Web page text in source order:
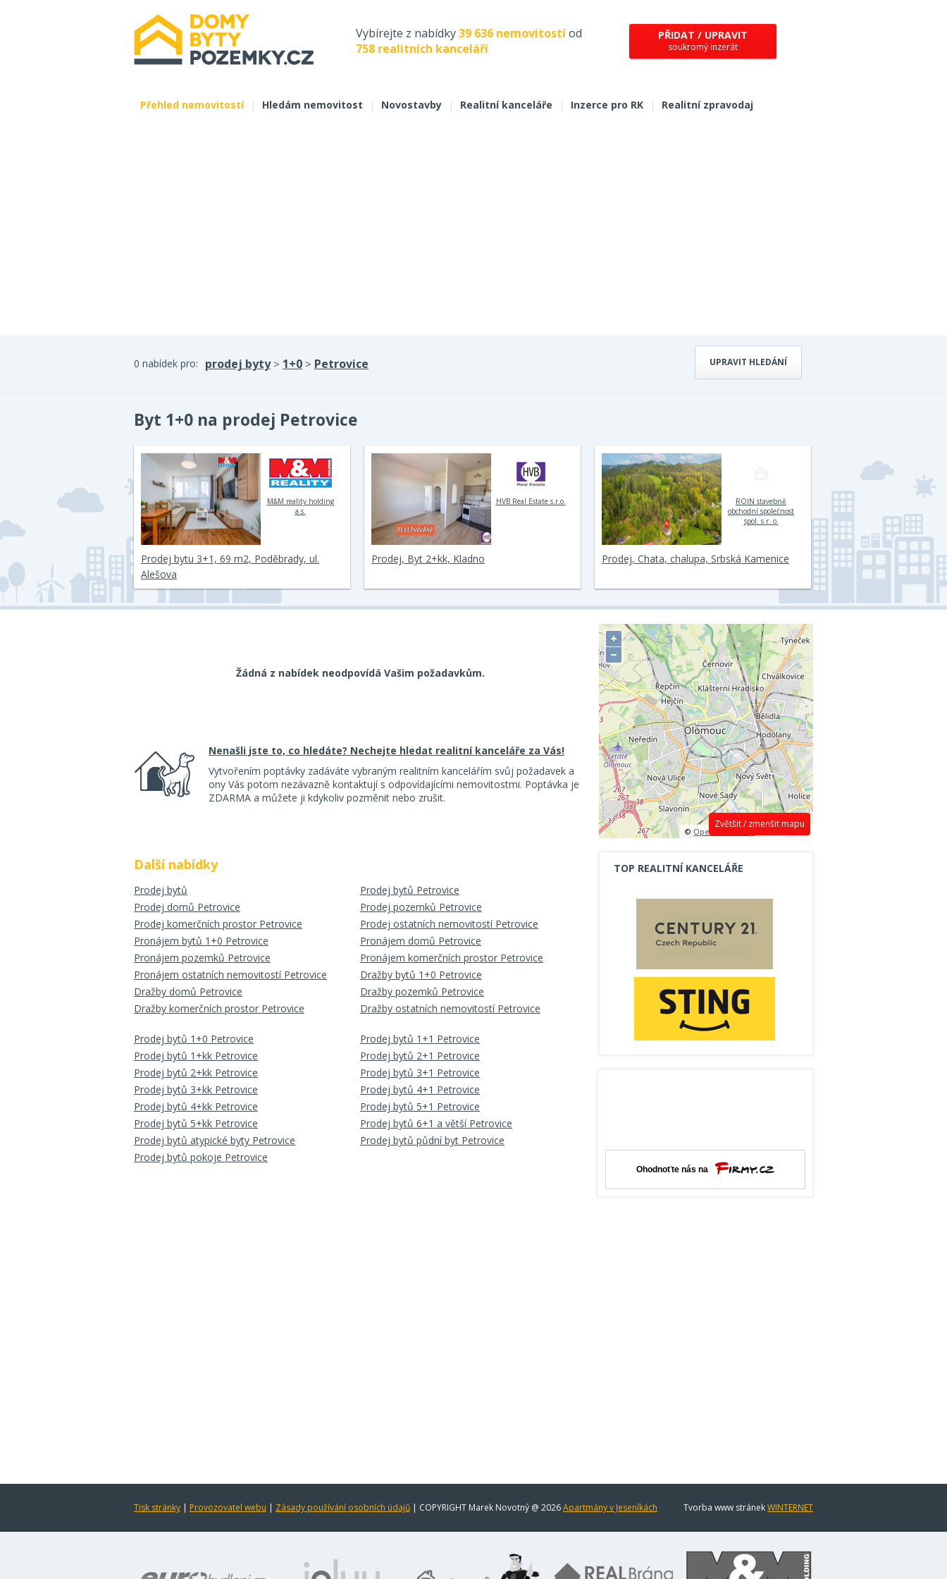
Vybírejte z nabídky39 636 nemovitostíod
758 realitních kanceláří
PŘIDAT / UPRAVIT
soukromý inzerát
Přehled nemovitostí | Hledám nemovitost | Novostavby | Realitní kanceláře | Inzerce pro RK | Realitní zpravodaj
UPRAVIT HLEDÁNÍ
0 nabídek pro: prodej byty> 1+0 > Petrovice
Byt 1+0 na prodej Petrovice
M&M reality holding
a.s.
Prodej bytu 3+1, 69 m2, Poděbrady, ul.
Alešova
HVB Real Estate s.r.o.
Prodej, Byt 2+kk, Kladno
ROIN stavebně
obchodní společnost
spol. s r. o.
Prodej, Chata, chalupa, Srbská Kamenice
Žádná z nabídek neodpovídá Vašim požadavkům.
Nenašli jste to, co hledáte? Nechejte hledat realitní kanceláře za Vás!
Vytvořením poptávky zadáváte vybraným realitním kancelářím svůj požadavek a
ony Vás potom nezávazně kontaktují s odpovídajícími nemovitostmi. Poptávka je
ZDARMA a můžete ji kdykoliv pozměnit nebo zrušit.
Další nabídky
Prodej bytů
Prodej bytů Petrovice
Prodej domů Petrovice
Prodej pozemků Petrovice
Prodej komerčních prostor Petrovice
Prodej ostatních nemovitostí Petrovice
Pronájem bytů 1+0 Petrovice
Pronájem domů Petrovice
Pronájem pozemků Petrovice
Pronájem komerčních prostor Petrovice
Pronájem ostatních nemovitostí Petrovice
Dražby bytů 1+0 Petrovice
Dražby domů Petrovice
Dražby pozemků Petrovice
Dražby komerčních prostor Petrovice
Dražby ostatních nemovitostí Petrovice
Prodej bytů 1+0 Petrovice
Prodej bytů 1+1 Petrovice
Prodej bytů 1+kk Petrovice
Prodej bytů 2+1 Petrovice
Prodej bytů 2+kk Petrovice
Prodej bytů 3+1 Petrovice
Prodej bytů 3+kk Petrovice
Prodej bytů 4+1 Petrovice
Prodej bytů 4+kk Petrovice
Prodej bytů 5+1 Petrovice
Prodej bytů 5+kk Petrovice
Prodej bytů 6+1 a větší Petrovice
Prodej bytů atypické byty Petrovice
Prodej bytů půdní byt Petrovice
Prodej bytů pokoje Petrovice
Zvětšit / zmenšit mapu
+
−
©OpenStreetMap contributors.
TOP REALITNÍ KANCELÁŘE
Tisk stránky | Provozovatel webu | Zásady používání osobních údajů | COPYRIGHT Marek Novotný @ 2026Apartmány v Jeseníkách Tvorba www stránekWINTERNET